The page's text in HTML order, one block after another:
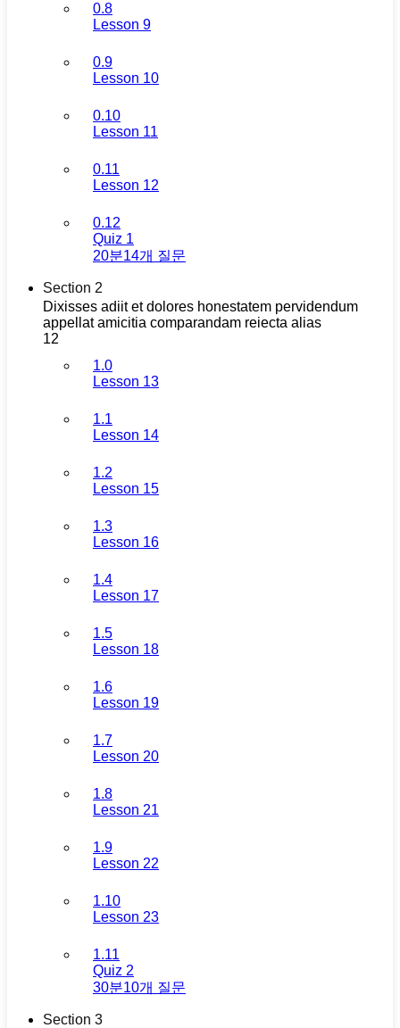
0.8
Lesson 9
0.9
Lesson 10
0.10
Lesson 11
0.11
Lesson 12
0.12
Quiz 1
20분14개 질문
Section 2
Dixisses adiit et dolores honestatem pervidendum
appellat amicitia comparandam reiecta alias
12
1.0
Lesson 13
1.1
Lesson 14
1.2
Lesson 15
1.3
Lesson 16
1.4
Lesson 17
1.5
Lesson 18
1.6
Lesson 19
1.7
Lesson 20
1.8
Lesson 21
1.9
Lesson 22
1.10
Lesson 23
1.11
Quiz 2
30분10개 질문
Section 3